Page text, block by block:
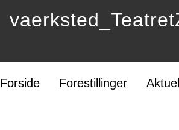
Forside Forestillinger